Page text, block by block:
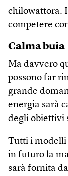
chilowattora.
competere
Calma buia
Ma davvero
possono far
grande
energia sarà
degli obiettivi
Tutti i modelli
in futuro la
sarà fornita